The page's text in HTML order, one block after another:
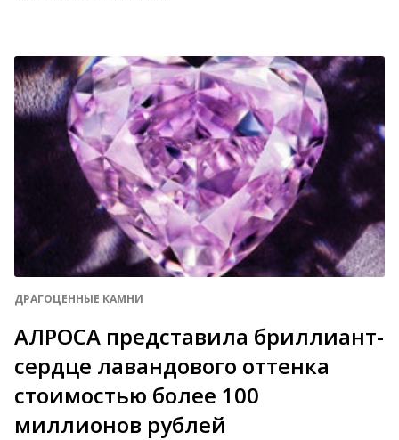
ДРАГОЦЕННЫЕ КАМНИ
АЛРОСА представила бриллиант-
сердце лавандового оттенка
стоимостью более 100
миллионов рублей